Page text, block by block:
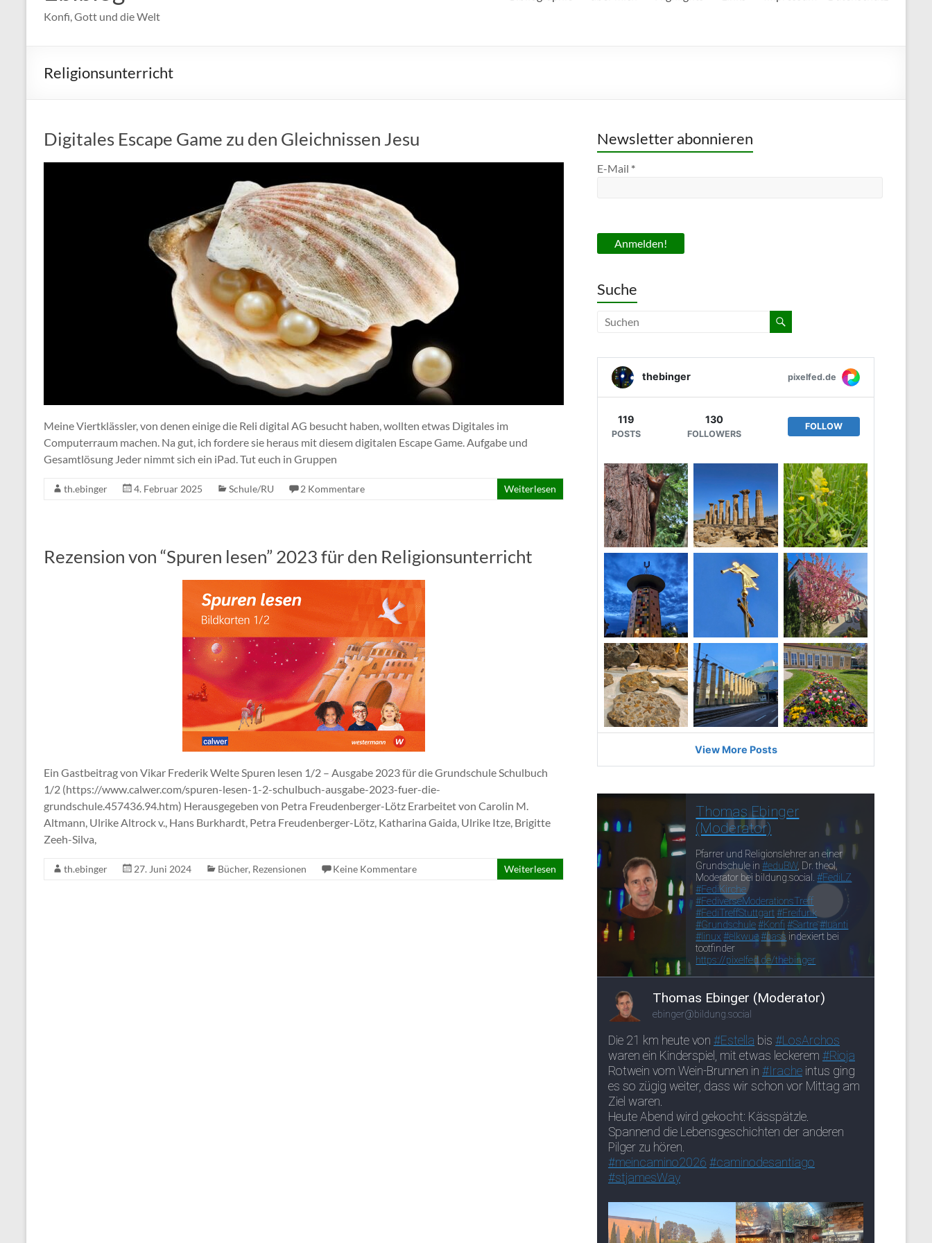
Konfi, Gott und die Welt
Religionsunterricht
Digitales Escape Game zu den Gleichnissen Jesu
Meine Viertklässler, von denen einige die Reli digital AG besucht haben, wollten etwas Digitales im
Computerraum machen. Na gut, ich fordere sie heraus mit diesem digitalen Escape Game. Aufgabe und
Gesamtlösung Jeder nimmt sich ein iPad. Tut euch in Gruppen
th.ebinger 4. Februar 2025 Schule/RU 2 Kommentare Weiterlesen
Rezension von “Spuren lesen” 2023 für den Religionsunterricht
Ein Gastbeitrag von Vikar Frederik Welte Spuren lesen 1/2 – Ausgabe 2023 für die Grundschule Schulbuch
1/2 (https://www.calwer.com/spuren-lesen-1-2-schulbuch-ausgabe-2023-fuer-die-
grundschule.457436.94.htm) Herausgegeben von Petra Freudenberger-Lötz Erarbeitet von Carolin M.
Altmann, Ulrike Altrock v., Hans Burkhardt, Petra Freudenberger-Lötz, Katharina Gaida, Ulrike Itze, Brigitte
Zeeh-Silva,
th.ebinger 27. Juni 2024 Bücher, Rezensionen Keine Kommentare Weiterlesen
Newsletter abonnieren
E-Mail *
Suche